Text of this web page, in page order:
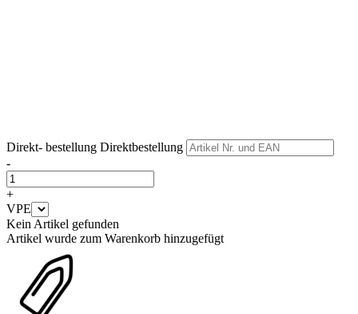
Direkt- bestellung Direktbestellung
-
+
VPE
Kein Artikel gefunden
Artikel wurde zum Warenkorb hinzugefügt